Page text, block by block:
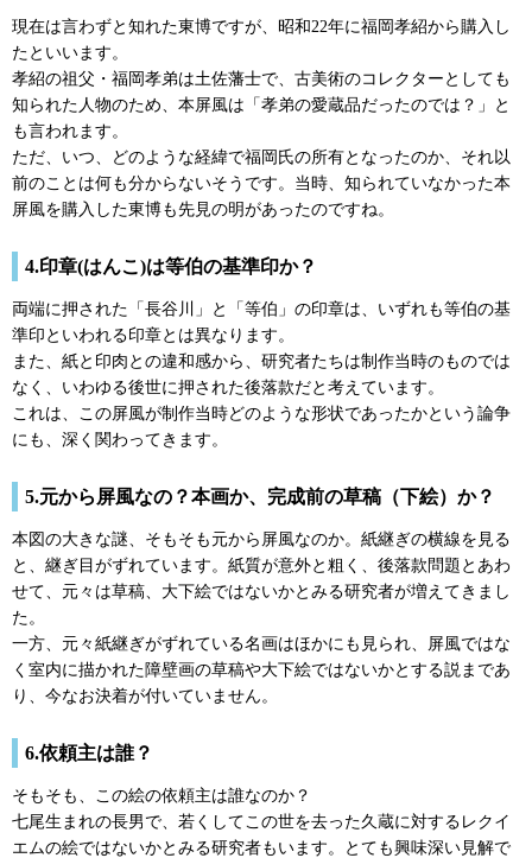
現在は言わずと知れた東博ですが、昭和22年に福岡孝紹から購入し
たといいます。
孝紹の祖父・福岡孝弟は土佐藩士で、古美術のコレクターとしても
知られた人物のため、本屏風は「孝弟の愛蔵品だったのでは？」と
も言われます。
ただ、いつ、どのような経緯で福岡氏の所有となったのか、それ以
前のことは何も分からないそうです。当時、知られていなかった本
屏風を購入した東博も先見の明があったのですね。
4.印章(はんこ)は等伯の基準印か？
両端に押された「長谷川」と「等伯」の印章は、いずれも等伯の基
準印といわれる印章とは異なります。
また、紙と印肉との違和感から、研究者たちは制作当時のものでは
なく、いわゆる後世に押された後落款だと考えています。
これは、この屏風が制作当時どのような形状であったかという論争
にも、深く関わってきます。
5.元から屏風なの？本画か、完成前の草稿（下絵）か？
本図の大きな謎、そもそも元から屏風なのか。紙継ぎの横線を見る
と、継ぎ目がずれています。紙質が意外と粗く、後落款問題とあわ
せて、元々は草稿、大下絵ではないかとみる研究者が増えてきまし
た。
一方、元々紙継ぎがずれている名画はほかにも見られ、屏風ではな
く室内に描かれた障壁画の草稿や大下絵ではないかとする説まであ
り、今なお決着が付いていません。
6.依頼主は誰？
そもそも、この絵の依頼主は誰なのか？
七尾生まれの長男で、若くしてこの世を去った久蔵に対するレクイ
エムの絵ではないかとみる研究者もいます。とても興味深い見解で